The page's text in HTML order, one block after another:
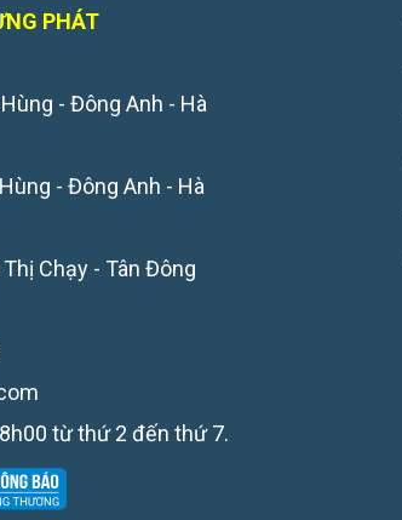
PHÁT
- Đông Anh - Hà
- Đông Anh - Hà
Chạy - Tân Đông
từ thứ 2 đến thứ 7.